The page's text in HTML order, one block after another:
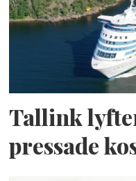
Tallink
pressade